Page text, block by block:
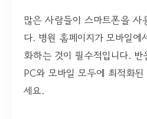
많은 사람들이 스마트폰을 사
다. 병원 홈페이지가 모바일에
화하는 것이 필수적입니다.
PC와 모바일 모두에 최적화
세요.